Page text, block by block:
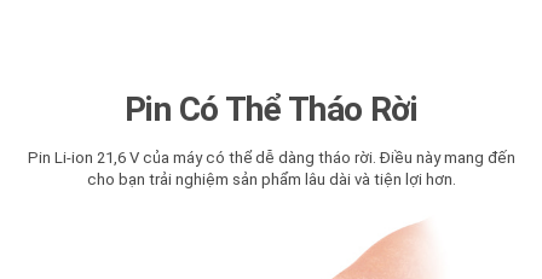
Pin Có Thể Tháo Rời
Pin Li-ion 21,6 V của máy có thể dễ dàng tháo rời. Điều này mang đến
cho bạn trải nghiệm sản phẩm lâu dài và tiện lợi hơn.